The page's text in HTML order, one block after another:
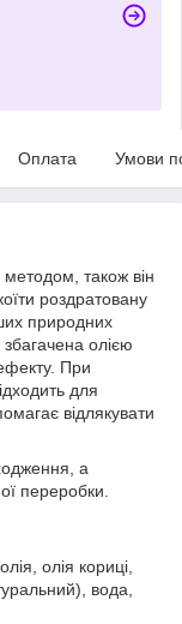
Оплата Умови
методом, також він
роздратовану
природних
збагачена олією
При
для
відлякувати
а
переробки.
олія кориці,
вода,